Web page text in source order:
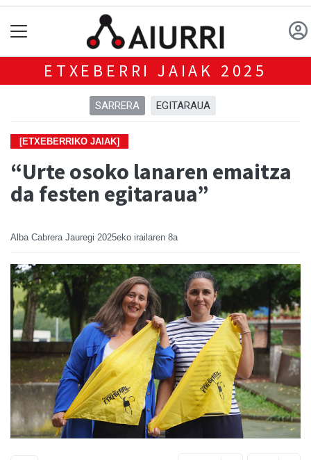
ETXEBERRI JAIAK 2025
SARRERA EGITARAUA
[ETXEBERRIKO JAIAK]
“Urte osoko lanaren emaitza
da festen egitaraua”
Alba Cabrera Jauregi 2025eko irailaren 8a